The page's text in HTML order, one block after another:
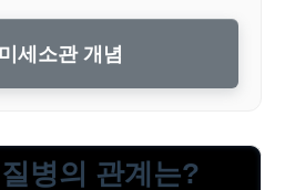
미세소관 개념
병의 관계는?